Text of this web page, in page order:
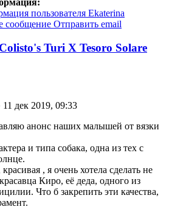
пользователя Ekaterina
сообщение Отправить email
Turi X Tesoro Solare
11 дек 2019, 09:33
анонс наших малышей от вязки
и типа собака, одна из тех с
, я очень хотела сделать не
Киро, её деда, одного из
Что б закрепить эти качества,